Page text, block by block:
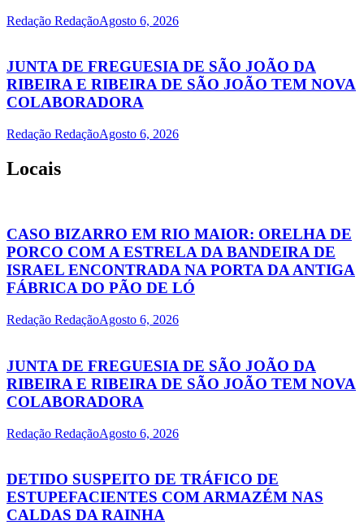
Redação RedaçãoAgosto 6, 2026
JUNTA DE FREGUESIA DE SÃO JOÃO DA
RIBEIRA E RIBEIRA DE SÃO JOÃO TEM NOVA
COLABORADORA
Redação RedaçãoAgosto 6, 2026
Locais
CASO BIZARRO EM RIO MAIOR: ORELHA DE
PORCO COM A ESTRELA DA BANDEIRA DE
ISRAEL ENCONTRADA NA PORTA DA ANTIGA
FÁBRICA DO PÃO DE LÓ
Redação RedaçãoAgosto 6, 2026
JUNTA DE FREGUESIA DE SÃO JOÃO DA
RIBEIRA E RIBEIRA DE SÃO JOÃO TEM NOVA
COLABORADORA
Redação RedaçãoAgosto 6, 2026
DETIDO SUSPEITO DE TRÁFICO DE
ESTUPEFACIENTES COM ARMAZÉM NAS
CALDAS DA RAINHA